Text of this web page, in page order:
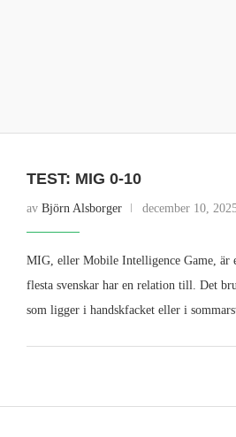
TEST: MIG 0-10
av Björn Alsborger december 10,
MIG, eller Mobile Intelligence Game, är
flesta svenskar har en relation till. Det
som ligger i handskfacket eller i